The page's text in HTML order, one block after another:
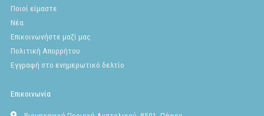
Ποιοί είμαστε
Νέα
Επικοινωνήστε μαζί μας
Πολιτική Απορρήτου
Εγγραφή στο ενημερωτικό δελτίο
Επικοινωνία